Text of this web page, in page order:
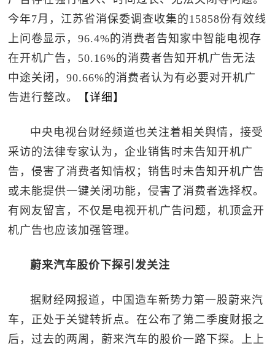
今年7月，江苏省消保委调查收集的15858份有效线
上问卷显示，96.4%的消费者告知家中智能电视存
在开机广告，50.16%的消费者告知开机广告无法
中途关闭，90.66%的消费者认为有必要对开机广
告进行整改。
【详细】
中央电视台财经频道也关注着相关舆情，接受
采访的法律专家认为，企业销售时未告知开机广
告，侵害了消费者知情权；销售时未告知开机广告
或未能提供一键关闭功能，侵害了消费者选择权。
有网友留言，不仅是电视开机广告问题，机顶盒开
机广告也应该加强管理。
蔚来汽车股价下探引发关注
据财经网报道，中国造车新势力第一股蔚来汽
车，正处于关键转折点。在公布了第二季度财报之
后，过去的两周，蔚来汽车的股价一路下探。上上